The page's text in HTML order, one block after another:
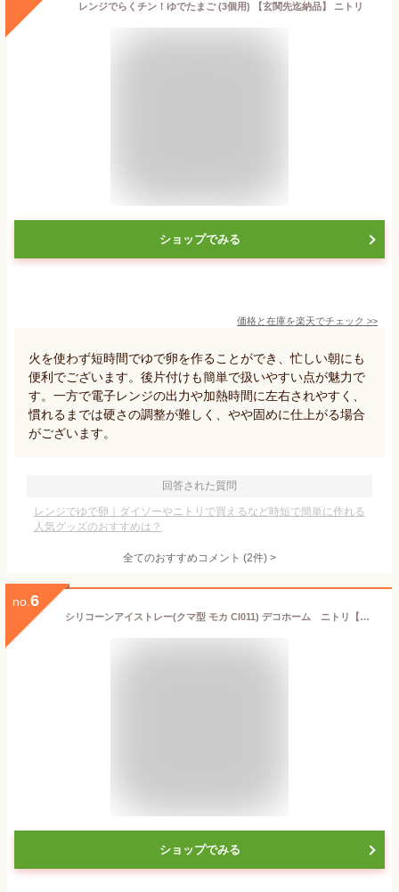
レンジでらくチン！ゆでたまご (3個用) 【玄関先迄納品】 ニトリ
ショップでみる
価格と在庫を楽天でチェック >>
火を使わず短時間でゆで卵を作ることができ、忙しい朝にも
便利でございます。後片付けも簡単で扱いやすい点が魅力で
す。一方で電子レンジの出力や加熱時間に左右されやすく、
慣れるまでは硬さの調整が難しく、やや固めに仕上がる場合
がございます。
回答された質問
レンジでゆで卵｜ダイソーやニトリで買えるなど時短で簡単に作れる
人気グッズのおすすめは？
全てのおすすめコメント (2件) >
no. 6
シリコーンアイストレー(クマ型 モカ CI011) デコホーム ニトリ【玄関先迄納品】
ショップでみる